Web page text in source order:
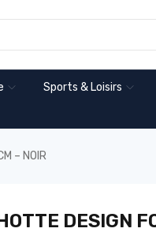
Sports & Loisirs
– NOIR
DESIGN